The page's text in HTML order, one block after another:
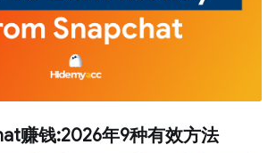
赚钱:2026年9种有效方法